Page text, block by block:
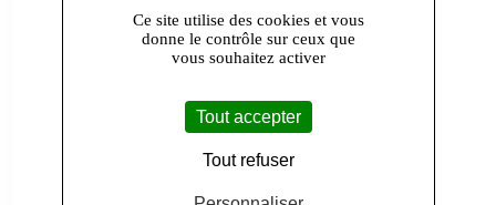
Ce site utilise des cookies et vous
donne le contrôle sur ceux que
vous souhaitez activer
Tout accepter
Tout refuser